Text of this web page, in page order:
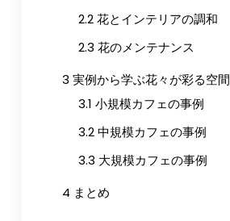
2.2花とインテリアの調和
2.3 花のメンテナンス
3 実例から学ぶ花々が彩る空間
3.1 小規模カフェの事例
3.2中規模カフェの事例
3.3 大規模カフェの事例
4 まとめ